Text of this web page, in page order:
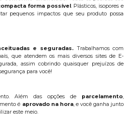
forma possível. Plásticos, isopores e
pequenos impactos que seu produto possa
e seguradas. Trabalhamos com
que atendem os mais diversos sites de E-
assim cobrindo quaisquer prejuízos de
para você!
Além das opções de parcelamento,
é aprovado na hora, e você ganha junto
este meio.